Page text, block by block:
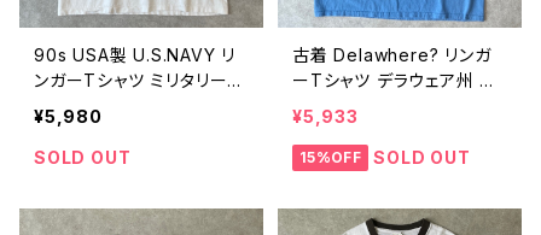
90s USA製 U.S.NAVY リ
ンガーTシャツ ミリタリー
ヴィンテージ シングルステ
ッチ U.S.NAVAL ACADEM
Y 米軍 ワンポイント 古着
ージ 26052112
¥5,980
SOLD OUT
古着 Delawhere? リンガ
ーTシャツ デラウェア州 ジ
ョーク スーベニア 水色 ラ
イトブルー ヴィンテージ ビ
ンテージ L 26050102
¥5,933
15%OFF SOLD OUT